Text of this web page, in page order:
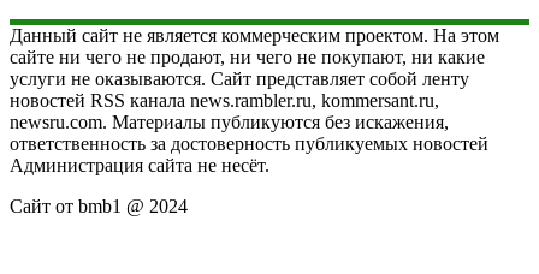
Данный сайт не является коммерческим проектом. На этом
сайте ни чего не продают, ни чего не покупают, ни какие
услуги не оказываются. Сайт представляет собой ленту
новостей RSS канала news.rambler.ru, kommersant.ru,
newsru.com. Материалы публикуются без искажения,
ответственность за достоверность публикуемых новостей
Администрация сайта не несёт.
Сайт от bmb1 @ 2024